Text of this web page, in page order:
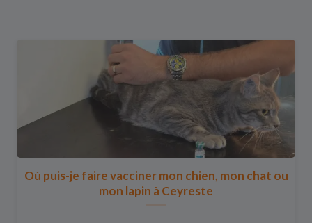
Où puis-je faire vacciner mon chien, mon chat ou
mon lapin à Ceyreste